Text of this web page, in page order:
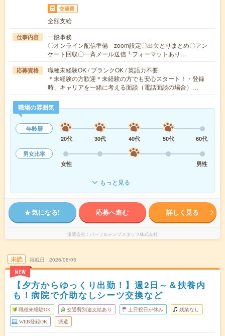
交通費
全額支給
仕事内容
一般事務
〇オンライン配信準備 zoom設定〇出欠とりまとめ〇アン
ケート回収〇一斉メール送信┗フォーマットあり…
応募資格
職種未経験OK / ブランクOK / 英語力不要
＊未経験の方歓迎＊未経験の方でも安心スタート！・登録
時、キャリアを一緒に考える面談（電話面談の場合）…
職場の雰囲気
年齢層
20代
30代 40代 50代
60代
男女比率
女性
男性
もっと見る
気になる! 応募へ進む 詳しく見る
派遣会社 パーソルテンプスタッフ株式会社
未読
NEW
掲載日 2026/08/05
【夕方からゆっくり出勤！】週2日～＆扶養内
も！病院で介助なしシーツ交換など
職種未経験OK 交通費別途支給あり 土日祝日が休み 残業なし
WEB登録OK 派遣